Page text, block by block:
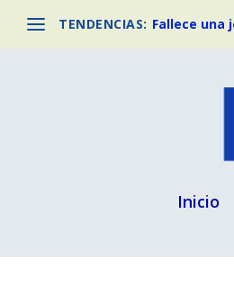
TENDENCIAS: Fallece una
Inicio